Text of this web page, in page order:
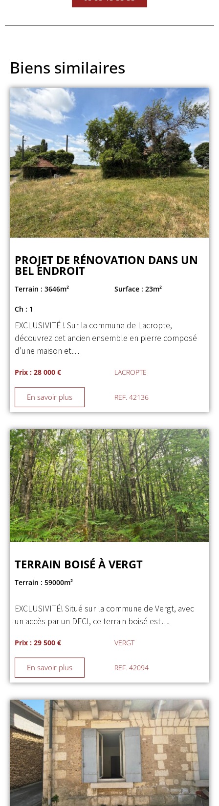
Biens similaires
PROJET DE RÉNOVATION DANS UN
BEL ENDROIT
Terrain : 3646m² Surface : 23m²
Ch : 1
EXCLUSIVITÉ ! Sur la commune de Lacropte,
découvrez cet ancien ensemble en pierre composé
d’une maison et…
Prix : 28 000 € LACROPTE
En savoir plus REF. 42136
TERRAIN BOISÉ À VERGT
Terrain : 59000m²
EXCLUSIVITÉ! Situé sur la commune de Vergt, avec
un accès par un DFCI, ce terrain boisé est…
Prix : 29 500 € VERGT
En savoir plus REF. 42094